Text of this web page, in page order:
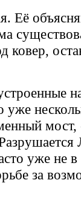
Её
ковер,
мост,
уже не
за